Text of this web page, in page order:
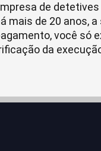
de detetives
mais de 20 anos, a
você só
da